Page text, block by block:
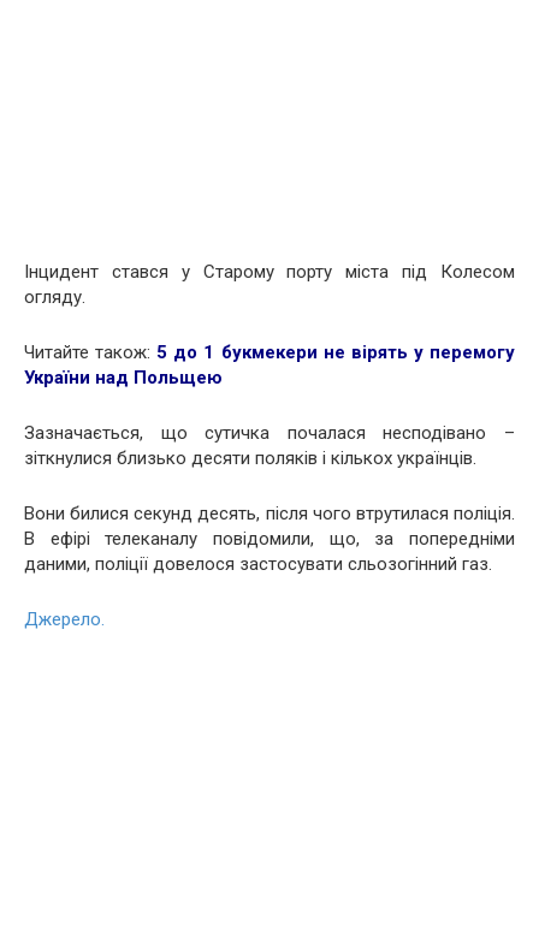
Інцидент стався у Старому порту міста під Колесом
огляду.
Читайте також: 5 до 1 букмекери не вірять у перемогу
України над Польщею
Зазначається, що сутичка почалася несподівано –
зіткнулися близько десяти поляків і кількох українців.
Вони билися секунд десять, після чого втрутилася поліція.
В ефірі телеканалу повідомили, що, за попередніми
даними, поліції довелося застосувати сльозогінний газ.
Джерело.